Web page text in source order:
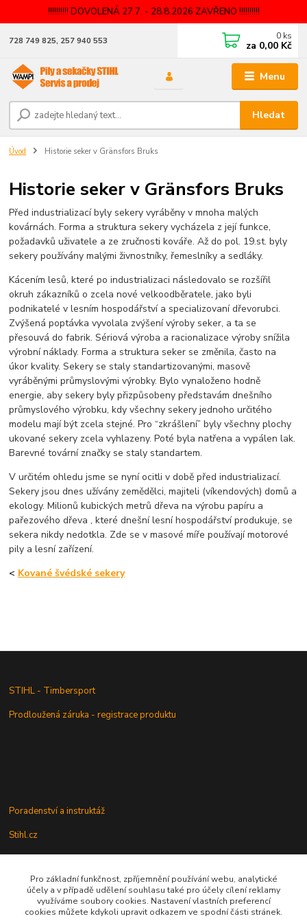
!!!!!!!!!! DOVOLENÁ 27.7. - 28.8.2026 ZAVŘENO !!!!!!!!!!
Menu
Hledat
728 749 825, 257 940 553 0 ks
za 0,00 Kč
Úvod Historie seker v Gränsfors Bruks
Historie seker v Gränsfors Bruks
Před industrializací byly sekery vyráběny v mnoha malých
kovárnách. Forma a struktura sekery vycházela z její funkce,
požadavků uživatele a ze zručnosti kováře. Až do pol. 19.st. byly
sekery používány malými živnostníky, řemeslníky a sedláky.
Kácením lesů, které po industrializaci následovalo se rozšířil
okruh zákazníků o zcela nové velkoodběratele, jako byli
podnikatelé v lesním hospodářství a specializovaní dřevorubci.
Zvýšená poptávka vyvolala zvýšení výroby seker, a ta se
přesouvá do fabrik. Sériová výroba a racionalizace výroby snížila
výrobní náklady. Forma a struktura seker se změnila, často na
úkor kvality. Sekery se staly standartizovanými, masově
vyráběnými průmyslovými výrobky. Bylo vynaloženo hodně
energie, aby sekery byly přizpůsobeny představám dnešního
průmyslového výrobku, kdy všechny sekery jednoho určitého
modelu mají být zcela stejné. Pro “zkrášlení” byly všechny plochy
ukované sekery zcela vyhlazeny. Poté byla natřena a vypálen lak.
Barevné tovární značky se staly standartem.
V určitém ohledu jsme se nyní ocitli v době před industrializací.
Sekery jsou dnes užívány zemědělci, majiteli (víkendových) domů a
ekology. Milionů kubických metrů dřeva na výrobu papíru a
pařezového dřeva , které dnešní lesní hospodářství produkuje, se
sekera nikdy nedotkla. Zde se v masové míře používají motorové
pily a lesní zařízení.
< Kované švédské sekery
STIHL - Timbersport
Prodloužená záruka - registrace produktu
Poradenství a instruktáž
Stihl.cz
Údržba a servis
Rady a praktické informace
Pro základní funkčnost, zpříjemnění používání webu, analytické
účely a v případě udělení souhlasu také pro účely cílení reklamy
využíváme soubory cookies. Nastavení vlastních preferencí
cookies můžete kdykoli upravit odkazem ve spodní části stránek.